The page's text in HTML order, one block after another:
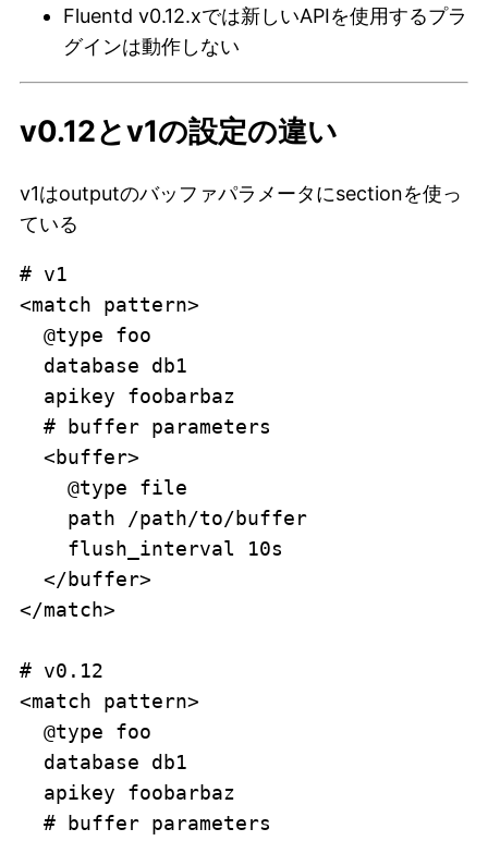
Fluentd v0.12.xでは新しいAPIを使用するプラ
グインは動作しない
v0.12とv1の設定の違い
v1はoutputのバッファパラメータにsectionを使っ
ている
# v1
<match pattern>
  @type foo
  database db1
  apikey foobarbaz
  # buffer parameters
  <buffer>
    @type file
    path /path/to/buffer
    flush_interval 10s
  </buffer>
</match>
# v0.12
<match pattern>
  @type foo
  database db1
  apikey foobarbaz
  # buffer parameters